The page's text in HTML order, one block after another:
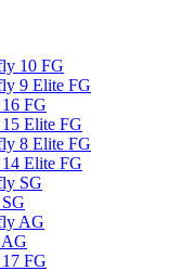
10 FG
9 Elite FG
FG
Elite FG
8 Elite FG
Elite FG
SG
AG
FG